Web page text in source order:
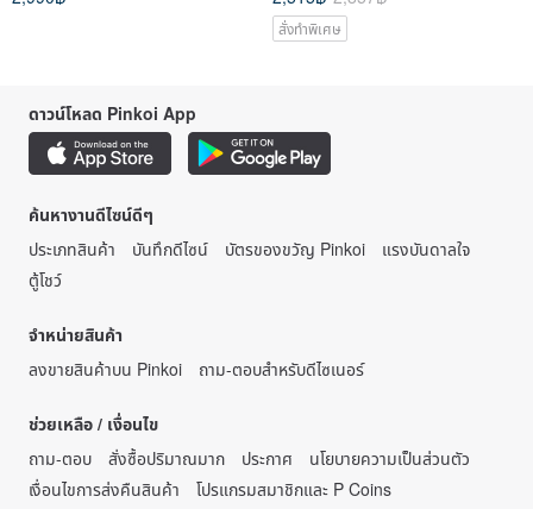
สั่งทำพิเศษ
ดาวน์โหลด Pinkoi App
ค้นหางานดีไซน์ดีๆ
ประเภทสินค้า
บันทึกดีไซน์ บัตรของขวัญ Pinkoi
แรงบันดาลใจ
ตู้โชว์
จำหน่ายสินค้า
ลงขายสินค้าบน Pinkoi
ถาม-ตอบสำหรับดีไซเนอร์
ช่วยเหลือ / เงื่อนไข
ถาม-ตอบ
สั่งซื้อปริมาณมาก ประกาศ
นโยบายความเป็นส่วนตัว
เงื่อนไขการส่งคืนสินค้า
โปรแกรมสมาชิกและ P Coins